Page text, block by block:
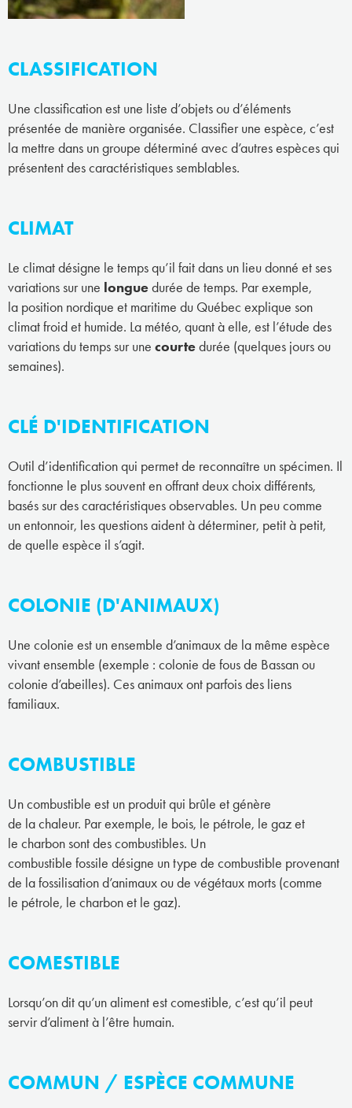
CLASSIFICATION
Une classification est une liste d’objets ou d’éléments
présentée de manière organisée. Classifier une espèce, c’est
la mettre dans un groupe déterminé avec d’autres espèces qui
présentent des caractéristiques semblables.
CLIMAT
Le climat désigne le temps qu’il fait dans un lieu donné et ses
variations sur une longuedurée de temps. Par exemple,
la position nordique et maritime du Québec explique son
climat froid et humide. La météo, quant à elle, est l’étude des
variations du temps sur une courtedurée (quelques jours ou
semaines).
CLÉ D'IDENTIFICATION
Outil d’identification qui permet de reconnaître un spécimen. Il
fonctionne le plus souvent en offrant deux choix différents,
basés sur des caractéristiques observables. Un peu comme
un entonnoir, les questions aident à déterminer, petit à petit,
de quelle espèce il s’agit.
COLONIE (D'ANIMAUX)
Une colonie est un ensemble d’animaux de la même espèce
vivant ensemble (exemple : colonie de fous de Bassan ou
colonie d’abeilles). Ces animaux ont parfois des liens
familiaux.
COMBUSTIBLE
Un combustible est un produit qui brûle et génère
de la chaleur. Par exemple, le bois, le pétrole, le gaz et
le charbon sont des combustibles. Un
combustible fossile désigne un type de combustible provenant
de la fossilisation d’animaux ou de végétaux morts (comme
le pétrole, le charbon et le gaz).
COMESTIBLE
Lorsqu’on dit qu’un aliment est comestible, c’est qu’il peut
servir d’aliment à l’être humain.
COMMUN / ESPÈCE COMMUNE